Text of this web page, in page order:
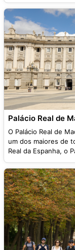
Palácio Real de
O Palácio Real de
um dos maiores de
Real da Espanha, o